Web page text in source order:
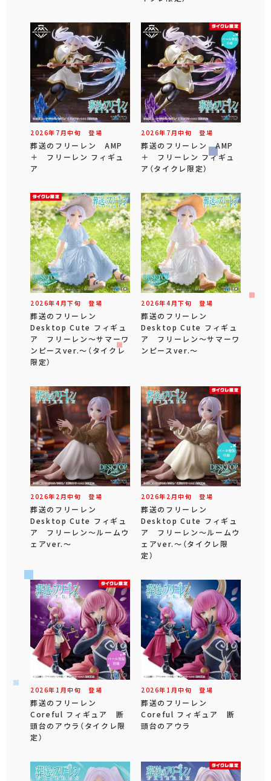
2026年 7 月中旬 登場
葬送のフリーレン AMP
＋ フリーレン フィギュ
ア
2026年 7 月中旬 登場
葬送のフリーレン AMP
＋ フリーレン フィギュ
ア（タイクレ限定）
2026年4 月下旬 登場
葬送のフリーレン
Desktop Cute フィギュ
ア フリーレン～サマーワ
ンピースver.～（タイクレ
限定）
2026年4 月下旬 登場
葬送のフリーレン
Desktop Cute フィギュ
ア フリーレン～サマーワ
ンピースver.～
2026年 2 月中旬 登場
葬送のフリーレン
Desktop Cute フィギュ
ア フリーレン～ルームウ
ェアver.～
2026年 2 月中旬 登場
葬送のフリーレン
Desktop Cute フィギュ
ア フリーレン～ルームウ
ェアver.～（タイクレ限
定）
2026年 1 月中旬 登場
葬送のフリーレン
Coreful フィギュア 断
頭台のアウラ（タイクレ限
定）
2026年 1 月中旬 登場
葬送のフリーレン
Coreful フィギュア 断
頭台のアウラ